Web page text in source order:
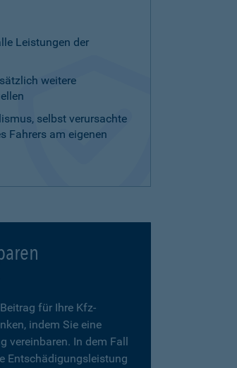
Leistungen der
weitere
selbst verursachte
Fahrers am eigenen
für Ihre Kfz-
indem Sie eine
vereinbaren. In dem Fall
Entschädigungsleistung